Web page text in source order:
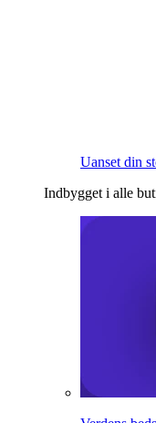
Uanset din
Indbygget i alle